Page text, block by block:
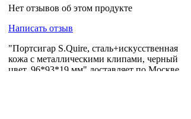
Нет отзывов об этом продукте
Написать отзыв
"Портсигар S.Quire, сталь+искусственная
кожа с металлическими клипами, черный
цвет, 96*93*19 мм" доставляет по Москве,